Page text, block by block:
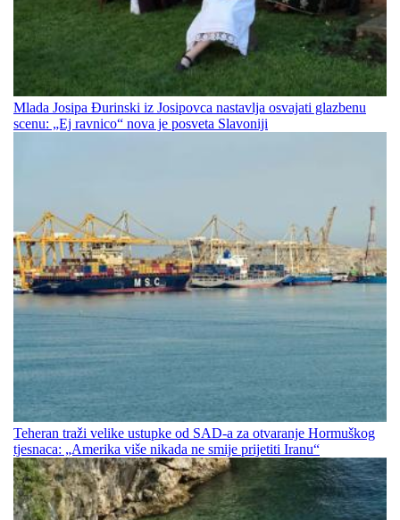
Mlada Josipa Đurinski iz Josipovca nastavlja osvajati glazbenu
scenu: „Ej ravnico“ nova je posveta Slavoniji
Teheran traži velike ustupke od SAD-a za otvaranje Hormuškog
tjesnaca: „Amerika više nikada ne smije prijetiti Iranu“